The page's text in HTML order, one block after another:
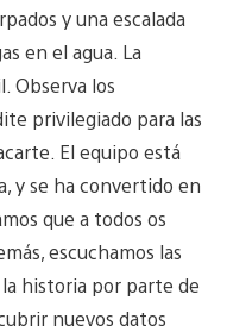
y una escalada
en el agua. La
Observa los
privilegiado para las
El equipo está
y se ha convertido en
que a todos os
escuchamos las
historia por parte de
nuevos datos